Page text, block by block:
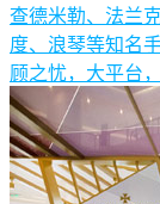
查德米勒、法兰
度、浪琴等知名
顾之忧，大平台